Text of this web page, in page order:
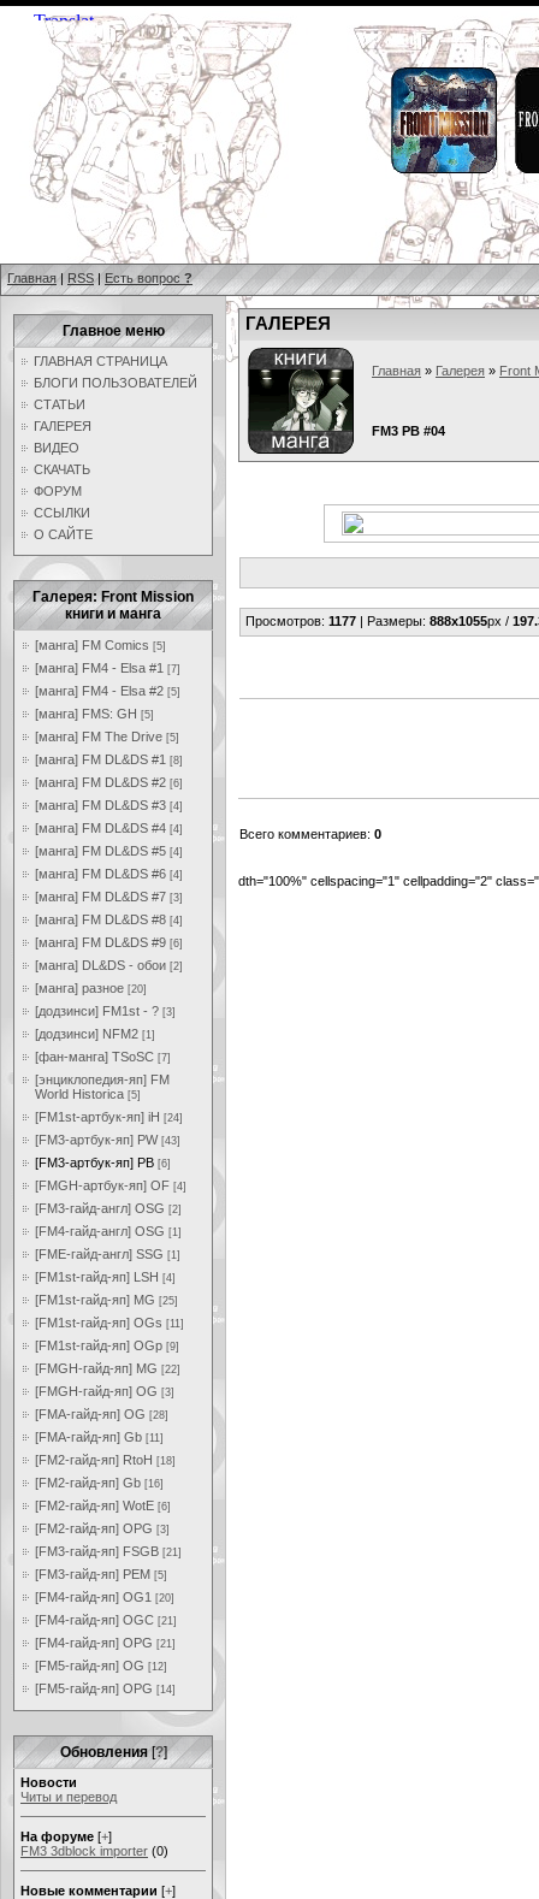
Главная | RSS | Есть вопрос ?
Главное меню
ГЛАВНАЯ СТРАНИЦА
БЛОГИ ПОЛЬЗОВАТЕЛЕЙ
СТАТЬИ
ГАЛЕРЕЯ
ВИДЕО
СКАЧАТЬ
ФОРУМ
ССЫЛКИ
О САЙТЕ
Галерея: Front Mission
книги и манга
[манга] FM Comics [5]
[манга] FM4 - Elsa #1 [7]
[манга] FM4 - Elsa #2 [5]
[манга] FMS: GH [5]
[манга] FM The Drive [5]
[манга] FM DL&DS #1 [8]
[манга] FM DL&DS #2 [6]
[манга] FM DL&DS #3 [4]
[манга] FM DL&DS #4 [4]
[манга] FM DL&DS #5 [4]
[манга] FM DL&DS #6 [4]
[манга] FM DL&DS #7 [3]
[манга] FM DL&DS #8 [4]
[манга] FM DL&DS #9 [6]
[манга] DL&DS - обои [2]
[манга] разное [20]
[додзинси] FM1st - ? [3]
[додзинси] NFM2 [1]
[фан-манга] TSoSC [7]
[энциклопедия-яп] FM
World Historica [5]
[FM1st-артбук-яп] iH [24]
[FM3-артбук-яп] PW [43]
[FM3-артбук-яп] PB [6]
[FMGH-артбук-яп] OF [4]
[FM3-гайд-англ] OSG [2]
[FM4-гайд-англ] OSG [1]
[FME-гайд-англ] SSG [1]
[FM1st-гайд-яп] LSH [4]
[FM1st-гайд-яп] MG [25]
[FM1st-гайд-яп] OGs [11]
[FM1st-гайд-яп] OGp [9]
[FMGH-гайд-яп] MG [22]
[FMGH-гайд-яп] OG [3]
[FMA-гайд-яп] OG [28]
[FMA-гайд-яп] Gb [11]
[FM2-гайд-яп] RtoH [18]
[FM2-гайд-яп] Gb [16]
[FM2-гайд-яп] WotE [6]
[FM2-гайд-яп] OPG [3]
[FM3-гайд-яп] FSGB [21]
[FM3-гайд-яп] PEM [5]
[FM4-гайд-яп] OG1 [20]
[FM4-гайд-яп] OGC [21]
[FM4-гайд-яп] OPG [21]
[FM5-гайд-яп] OG [12]
[FM5-гайд-яп] OPG [14]
Обновления [?]
Новости
Читы и перевод
На форуме [+]
FM3 3dblock importer (0)
Новые комментарии [+]
ГАЛЕРЕЯ
Главная » Галерея » Front
FM3 PB #04
Просмотров: 1177 | Размеры: 888x1055px /
Всего комментариев: 0
dth="100%" cellspacing="1" cellpadding="2"